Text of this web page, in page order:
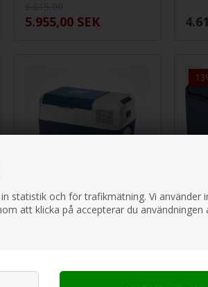
statistik och för trafikmätning. Vi använder
att klicka på accepterar du användningen
5.955,00 SEK
MOBICOOL FR40 38 L
5.539,00 SEK